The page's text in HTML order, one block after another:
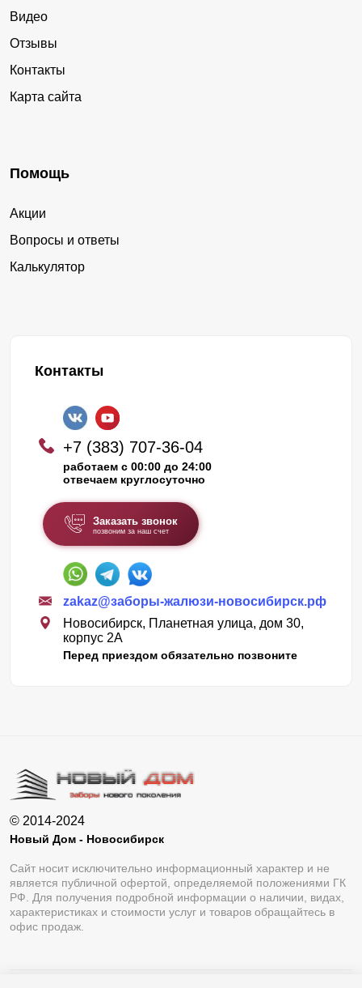
Видео
Отзывы
Контакты
Карта сайта
Помощь
Акции
Вопросы и ответы
Калькулятор
Контакты
+7 (383) 707-36-04
работаем с 00:00 до 24:00
отвечаем круглосуточно
Заказать звонок
позвоним за наш счет
zakaz@заборы-жалюзи-новосибирск.рф
Новосибирск, Планетная улица, дом 30,
корпус 2А
Перед приездом обязательно позвоните
© 2014-2024
Новый Дом - Новосибирск
Сайт носит исключительно информационный характер и не
является публичной офертой, определяемой положениями ГК
РФ. Для получения подробной информации о наличии, видах,
характеристиках и стоимости услуг и товаров обращайтесь в
офис продаж.